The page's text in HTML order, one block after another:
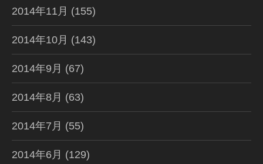
2014年11月 (155)
2014年10月 (143)
2014年9月 (67)
2014年8月 (63)
2014年7月 (55)
2014年6月 (129)